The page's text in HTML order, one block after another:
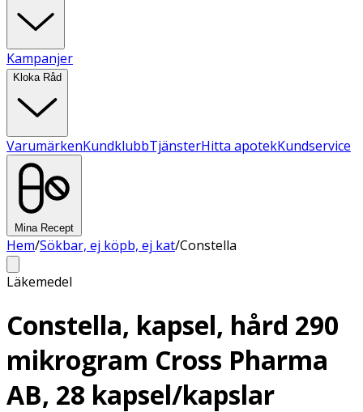
Kampanjer
Kloka Råd
VarumärkenKundklubbTjänsterHitta apotekKundservice
Mina Recept
Hem/Sökbar, ej köpb, ej kat/Constella
Läkemedel
Constella, kapsel, hård 290
mikrogram Cross Pharma
AB, 28 kapsel/kapslar